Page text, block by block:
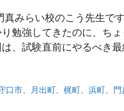
真みらい校のこう先生で
勉強してきたのに、ち
、試験直前にやるべき
口市、 月出町、梶町、浜町、 門